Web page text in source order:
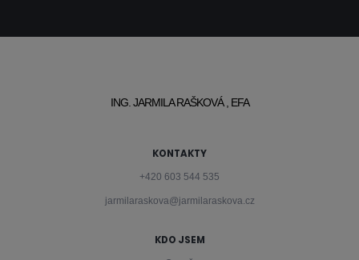
ING. JARMILA RAŠKOVÁ , EFA
KONTAKTY
+420 603 544 535
jarmilaraskova@jarmilaraskova.cz
KDO JSEM